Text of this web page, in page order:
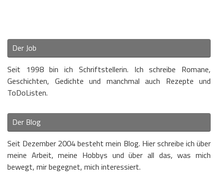
Der Job
Seit 1998 bin ich Schriftstellerin. Ich schreibe Romane,
Geschichten, Gedichte und manchmal auch Rezepte und
ToDoListen.
Der Blog
Seit Dezember 2004 besteht mein Blog. Hier schreibe ich über
meine Arbeit, meine Hobbys und über all das, was mich
bewegt, mir begegnet, mich interessiert.